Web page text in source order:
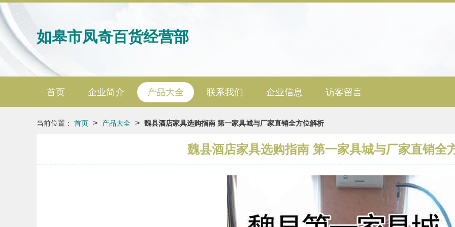
如皋市凤奇百货经营部
首页 企业简介 产品大全 联系我们 企业信息 访客留言
当前位置： 首页 > 产品大全 > 魏县酒店家具选购指南 第一家具城与厂家直销全方位解析
魏县酒店家具选购指南 第一家具城与厂家直销全